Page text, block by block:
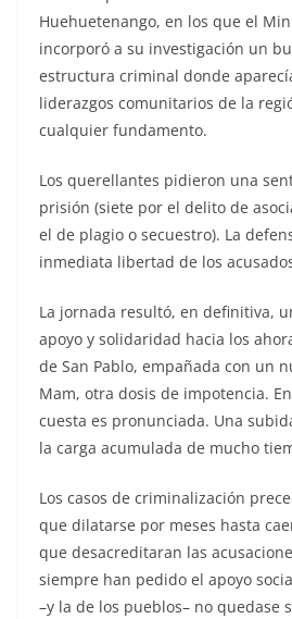
Huehuetenango, en los que el
incorporó a su investigación un
estructura criminal donde
liderazgos comunitarios de la
cualquier fundamento.
Los querellantes pidieron una
prisión (siete por el delito de
el de plagio o secuestro). La
inmediata libertad de los
La jornada resultó, en definitiva,
apoyo y solidaridad hacia los
de San Pablo, empañada con un
Mam, otra dosis de impotencia.
cuesta es pronunciada. Una
la carga acumulada de mucho
Los casos de criminalización
que dilatarse por meses hasta
que desacreditaran las
siempre han pedido el apoyo
–y la de los pueblos– no quedase